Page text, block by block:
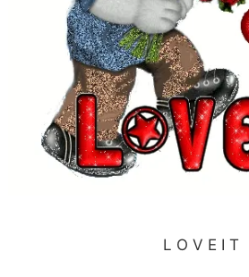
L O V E I T